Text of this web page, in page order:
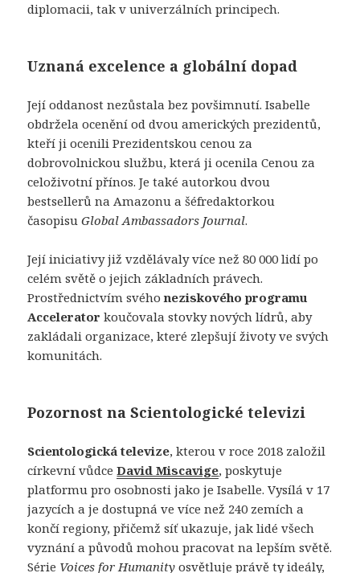
diplomacii, tak v univerzálních principech.
Uznaná excelence a globální dopad
Její oddanost nezůstala bez povšimnutí. Isabelle
obdržela ocenění od dvou amerických prezidentů,
kteří ji ocenili Prezidentskou cenou za
dobrovolnickou službu, která ji ocenila Cenou za
celoživotní přínos. Je také autorkou dvou
bestsellerů na Amazonu a šéfredaktorkou
časopisuGlobal Ambassadors Journal.
Její iniciativy již vzdělávaly více než 80 000 lidí po
celém světě o jejich základních právech.
Prostřednictvím svéhoneziskového programu
Accelerator koučovala stovky nových lídrů, aby
zakládali organizace, které zlepšují životy ve svých
komunitách.
Pozornost na Scientologické televizi
Scientologická televize, kterou v roce 2018 založil
církevní vůdceDavid Miscavige, poskytuje
platformu pro osobnosti jako je Isabelle. Vysílá v 17
jazycích a je dostupná ve více než 240 zemích a
končí regiony, přičemž síť ukazuje, jak lidé všech
vyznání a původů mohou pracovat na lepším světě.
Série Voices for Humanity osvětluje právě ty ideály,